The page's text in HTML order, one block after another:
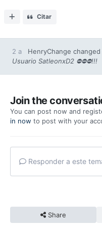
Citar
2 a HenryChange
Usuario SatleonxD2 ⛔⛔⛔!!!
Join the
You can post now and
in now to post with your
Responder a este
Share